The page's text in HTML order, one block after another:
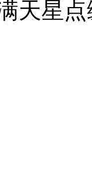
天星点